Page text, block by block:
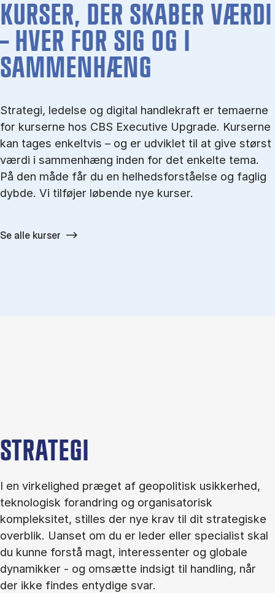
KURSER, DER SKABER VÆRDI
– HVER FOR SIG OG I
SAMMENHÆNG
Strategi, ledelse og digital handlekraft er temaerne
for kurserne hos CBS Executive Upgrade. Kurserne
kan tages enkeltvis – og er udviklet til at give størst
værdi i sammenhæng inden for det enkelte tema.
På den måde får du en helhedsforståelse og faglig
dybde. Vi tilføjer løbende nye kurser.
Se alle kurser
STRATEGI
I en virkelighed præget af geopolitisk usikkerhed,
teknologisk forandring og organisatorisk
kompleksitet, stilles der nye krav til dit strategiske
overblik. Uanset om du er leder eller specialist skal
du kunne forstå magt, interessenter og globale
dynamikker - og omsætte indsigt til handling, når
der ikke findes entydige svar.